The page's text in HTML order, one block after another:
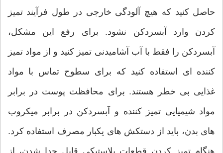
حاصل کنید که هیچ آلودگی خارجی در طول فرآیند تمیز
کردن وارد آبسردکن نشود. برای رفع این مشکل،
آبسردکن را فقط با آب آشامیدنی تمیز کنید و از مواد تمیز
کننده ای استفاده کنید که برای سطوح تماس با مواد
غذایی بی خطر هستند. برای محافظت پوست در برابر
مواد شیمیایی تمیز کننده و آبسردکن در برابر میکروب
های بدن، باید از دستکش های یکبار مصرف استفاده کرد.
هنگام تمیز کردن قطعات پلاستیکی قابل جدا شدن، از